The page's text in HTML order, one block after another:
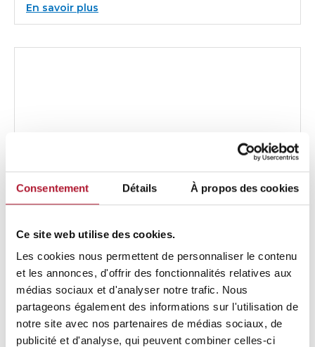
Consentement Détails À propos des cookies
Ce site web utilise des cookies.
Les cookies nous permettent de personnaliser le contenu
et les annonces, d'offrir des fonctionnalités relatives aux
médias sociaux et d'analyser notre trafic. Nous
partageons également des informations sur l'utilisation de
notre site avec nos partenaires de médias sociaux, de
publicité et d'analyse, qui peuvent combiner celles-ci
En savoir plus
Rallonge
inox
x